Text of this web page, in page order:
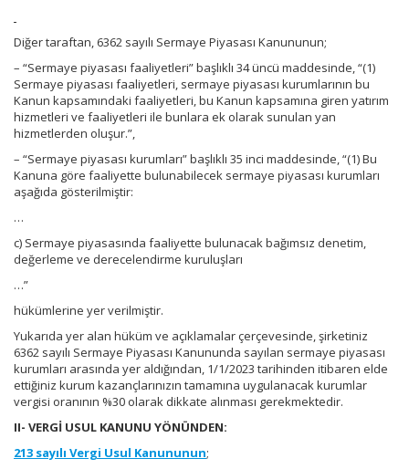
Diğer taraftan, 6362 sayılı Sermaye Piyasası Kanununun;
– “Sermaye piyasası faaliyetleri” başlıklı 34 üncü maddesinde, “(1)
Sermaye piyasası faaliyetleri, sermaye piyasası kurumlarının bu
Kanun kapsamındaki faaliyetleri, bu Kanun kapsamına giren yatırım
hizmetleri ve faaliyetleri ile bunlara ek olarak sunulan yan
hizmetlerden oluşur.”,
– “Sermaye piyasası kurumları” başlıklı 35 inci maddesinde, “(1) Bu
Kanuna göre faaliyette bulunabilecek sermaye piyasası kurumları
aşağıda gösterilmiştir:
…
c) Sermaye piyasasında faaliyette bulunacak bağımsız denetim,
değerleme ve derecelendirme kuruluşları
…”
hükümlerine yer verilmiştir.
Yukarıda yer alan hüküm ve açıklamalar çerçevesinde, şirketiniz
6362 sayılı Sermaye Piyasası Kanununda sayılan sermaye piyasası
kurumları arasında yer aldığından, 1/1/2023 tarihinden itibaren elde
ettiğiniz kurum kazançlarınızın tamamına uygulanacak kurumlar
vergisi oranının %30 olarak dikkate alınması gerekmektedir.
II- VERGİ USUL KANUNU YÖNÜNDEN:
213 sayılı Vergi Usul Kanununun;